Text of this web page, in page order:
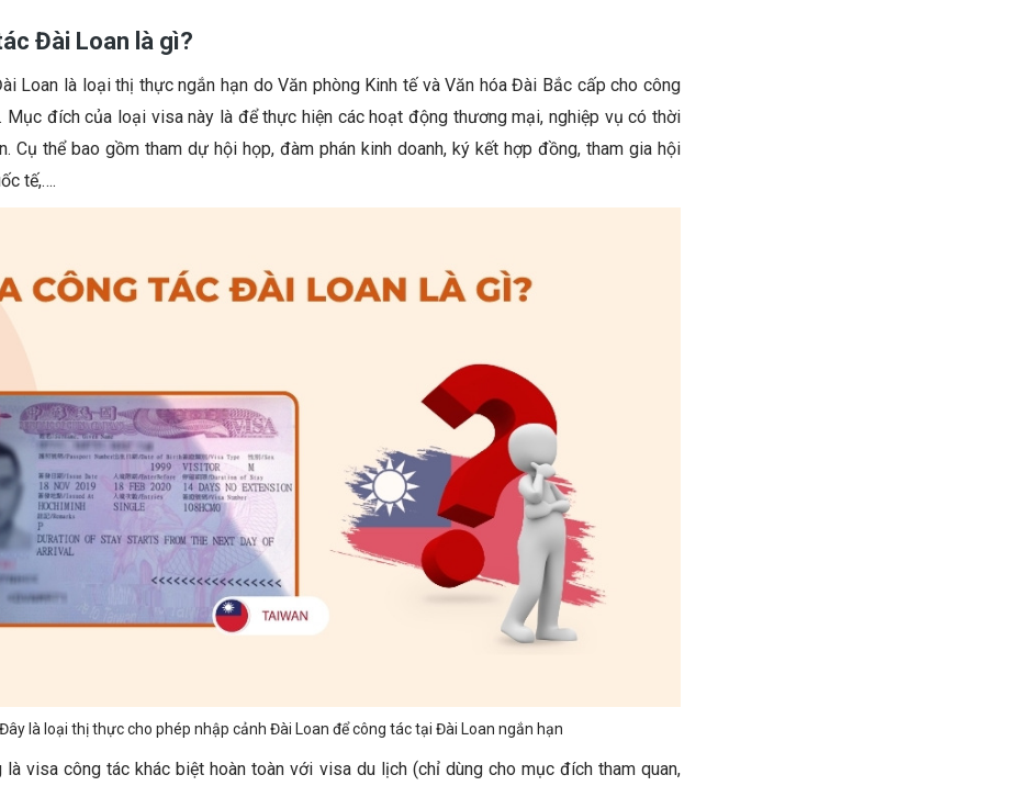
Đài Loan là gì?
Loan là loại thị thực ngắn hạn do Văn phòng Kinh tế và Văn hóa Đài Bắc cấp cho công
Mục đích của loại visa này là để thực hiện các hoạt động thương mại, nghiệp vụ có thời
Cụ thể bao gồm tham dự hội họp, đàm phán kinh doanh, ký kết hợp đồng, tham gia hội
tế,….
Đây là loại thị thực cho phép nhập cảnh Đài Loan để công tác tại Đài Loan ngắn hạn
là visa công tác khác biệt hoàn toàn với visa du lịch (chỉ dùng cho mục đích tham quan,